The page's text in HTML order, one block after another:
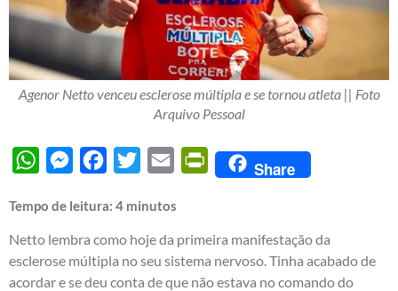
Agenor Netto venceu esclerose múltipla e se tornou atleta || Foto
Arquivo Pessoal
WhatsAppMessengerFacebook
Twitter Email PrintFriendly
Share
Tempo de leitura: 4 minutos
Netto lembra como hoje da primeira manifestação da
esclerose múltipla no seu sistema nervoso. Tinha acabado de
acordar e se deu conta de que não estava no comando do